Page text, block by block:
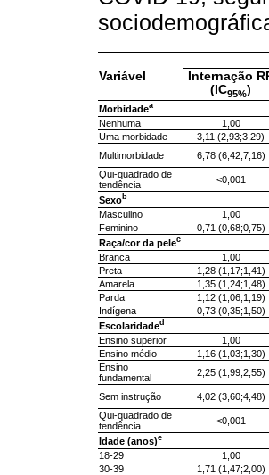
Variável
Internação
(IC95%)
Morbidadea
Nenhuma 1,00
Uma morbidade
3,11 (2,93;3,29)
Multimorbidade
6,78 (6,42;7,16)
Qui-quadrado de
tendência
<0,001
Sexob
Masculino 1,00
Feminino
0,71 (0,68;0,75)
Raça/cor da pelec
Branca 1,00
Preta
1,28 (1,17;1,41)
Amarela
1,35 (1,24;1,48)
Parda
1,12 (1,06;1,19)
Indígena
0,73 (0,35;1,50)
Escolaridaded
Ensino superior 1,00
Ensino médio
1,16 (1,03;1,30)
Ensino
fundamental
2,25 (1,99;2,55)
Sem instrução 4,02 (3,60;4,48)
Qui-quadrado de
tendência
<0,001
Idade (anos)e
18-29 1,00
30-39
1,71 (1,47;2,00)